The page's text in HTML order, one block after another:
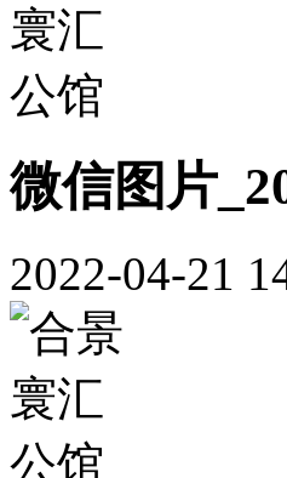
微信图片
2022-04-21